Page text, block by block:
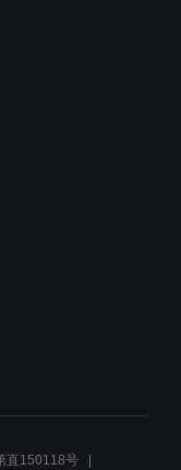
封面图文排版设
直150118号